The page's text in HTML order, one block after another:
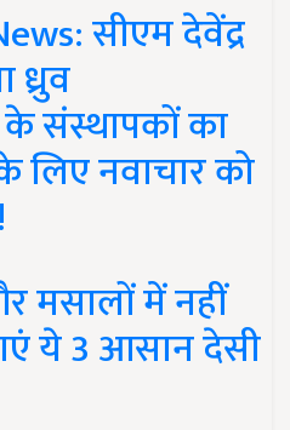
सीएम देवेंद्र
के संस्थापकों का
लिए नवाचार को
मसालों में नहीं
ये 3 आसान देसी